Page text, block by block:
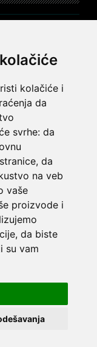
kolačiće i
da
svrhe: da
, da
na veb
vaše
proizvode i
, da biste
su vam
početnike